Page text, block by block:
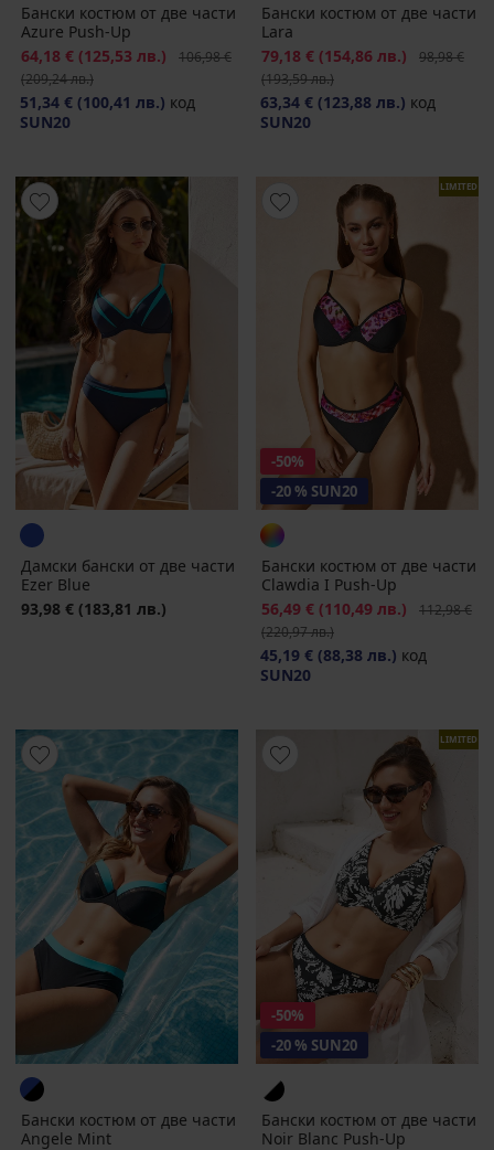
Бански костюм от две части
Azure Push-Up
Намаление
64,18 € (125,53 лв.) Първоначална цена
106,98 €
(209,24 лв.)
51,34 € (100,41 лв.) код
SUN20
Бански костюм от две части
Lara
Намаление
79,18 € (154,86 лв.)
98,98 €
(193,59 лв.)
63,34 € (123,88 лв.) код
SUN20
Дамски бански от две части
Ezer Blue
93,98 € (183,81 лв.)
LIMITED
-50%
-20 % SUN20
Бански костюм от две части
Clawdia I Push-Up
Намаление
56,49 € (110,49 лв.)
112,98 €
(220,97 лв.)
45,19 € (88,38 лв.) код
SUN20
Бански костюм от две части
Angele Mint
LIMITED
-50%
-20 % SUN20
Бански костюм от две части
Noir Blanc Push-Up